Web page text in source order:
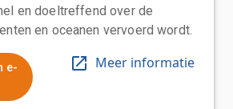
en doeltreffend over de
en oceanen vervoerd wordt.
e-
Meer informatie